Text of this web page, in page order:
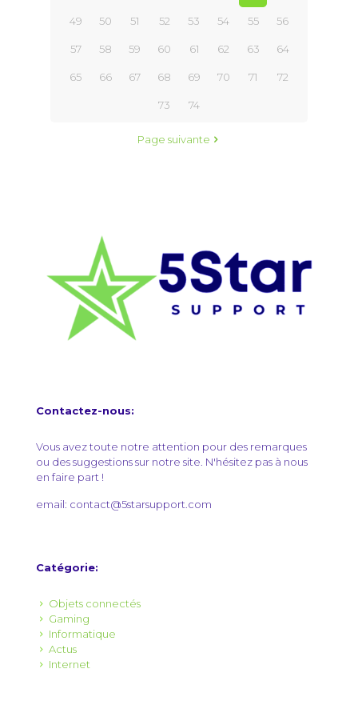
49 50 51 52 53 54 55 56
57 58 59 60 61 62 63 64
65 66 67 68 69 70 71 72
73 74
Page suivante
Contactez-nous:
Vous avez toute notre attention pour des remarques
ou des suggestions sur notre site. N'hésitez pas à nous
en faire part !
email: contact@5starsupport.com
Catégorie:
Objets connectés
Gaming
Informatique
Actus
Internet